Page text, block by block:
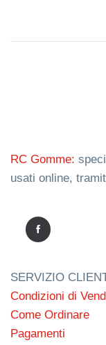
RC Gomme:
usati online,
SERVIZIO
Condizioni di
Come Ordinare
Pagamenti